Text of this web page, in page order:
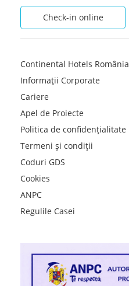
Check-in online
Continental Hotels România
Informații Corporate
Cariere
Apel de Proiecte
Politica de confidențialitate
Termeni și condiții
Coduri GDS
Cookies
ANPC
Regulile Casei